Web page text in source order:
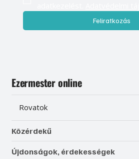
Feliratkozás
Ezermester online
Rovatok
Közérdekű
Újdonságok, érdekességek